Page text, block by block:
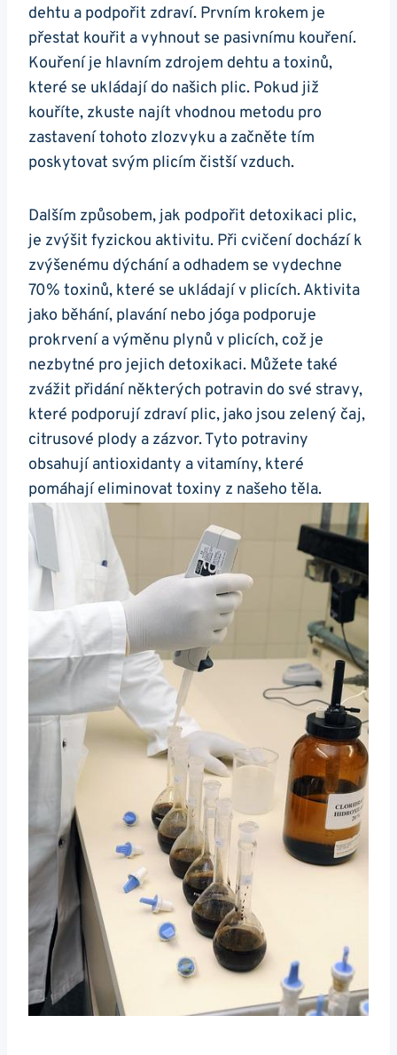
dehtu a‍ podpořit zdraví. Prvním krokem je
přestat‍ kouřit a‍ vyhnout se ⁣pasivnímu kouření.
Kouření je ⁢hlavním zdrojem ⁤dehtu a toxinů,
které⁤ se ukládají do ⁢našich plic. Pokud již
‌kouříte, zkuste najít vhodnou metodu pro
zastavení tohoto​ zlozvyku a začněte tím
poskytovat svým‌ plicím čistší ⁢vzduch.
Dalším ⁢způsobem,‍ jak ⁣podpořit detoxikaci plic,
je⁣ zvýšit fyzickou‌ aktivitu. Při cvičení⁤ dochází k
zvýšenému dýchání a odhadem se vydechne
70% toxinů, ⁢které se ukládají ‌v plicích. Aktivita
jako běhání, plavání nebo jóga podporuje
prokrvení a výměnu plynů v ‍plicích, což je
⁢nezbytné pro​ jejich detoxikaci. Můžete také​
zvážit⁢ přidání ⁢některých‌ potravin do své stravy,
které podporují⁢ zdraví plic, jako‍ jsou zelený čaj,⁣
citrusové plody a ​zázvor. Tyto⁣ potraviny
obsahují antioxidanty a vitamíny, které
⁤pomáhají⁤ eliminovat ⁣toxiny z našeho těla.